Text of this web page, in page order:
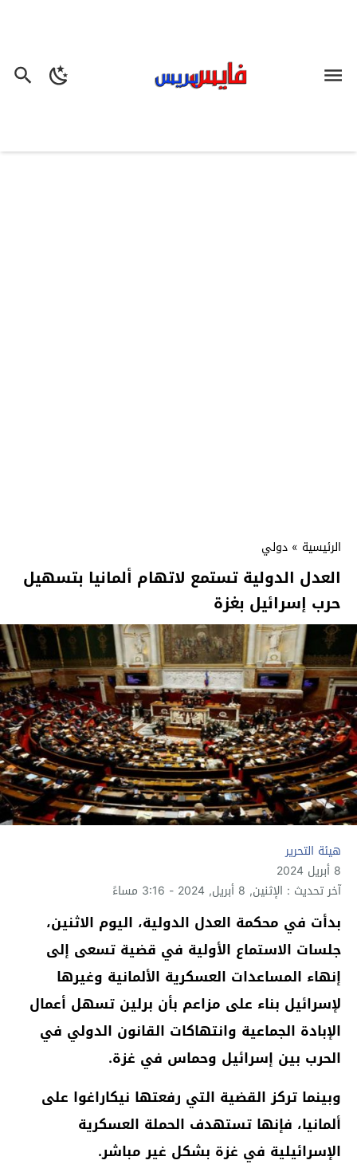
الرئيسية » دولي
العدل الدولية تستمع لاتهام ألمانيا بتسهيل
حرب إسرائيل بغزة
هيئة التحرير
8 أبريل 2024
آخر تحديث : الإثنين, 8 أبريل, 2024 - 3:16 مساءً
بدأت في محكمة العدل الدولية، اليوم الاثنين،
جلسات الاستماع الأولية في قضية تسعى إلى
إنهاء المساعدات العسكرية الألمانية وغيرها
لإسرائيل بناء على مزاعم بأن برلين تسهل أعمال
الإبادة الجماعية وانتهاكات القانون الدولي في
الحرب بين إسرائيل وحماس في غزة.
وبينما تركز القضية التي رفعتها نيكاراغوا على
ألمانيا، فإنها تستهدف الحملة العسكرية
الإسرائيلية في غزة بشكل غير مباشر.